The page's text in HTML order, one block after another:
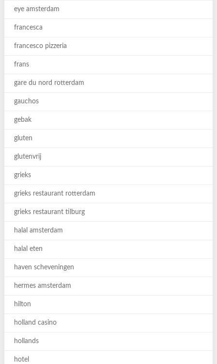
eye amsterdam
francesca
francesco pizzeria
frans
gare du nord rotterdam
gauchos
gebak
gluten
glutenvrij
grieks
grieks restaurant rotterdam
grieks restaurant tilburg
halal amsterdam
halal eten
haven scheveningen
hermes amsterdam
hilton
holland casino
hollands
hotel